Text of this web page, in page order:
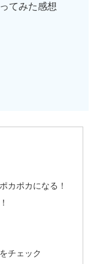
てみた感想
カポカになる！
チェック